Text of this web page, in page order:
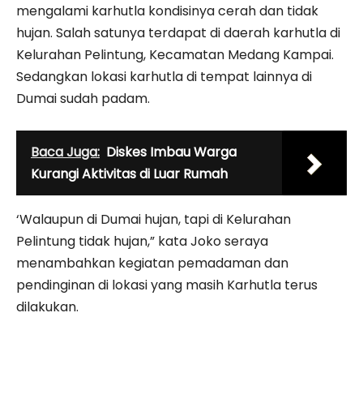
mengalami karhutla kondisinya cerah dan tidak
hujan. Salah satunya terdapat di daerah karhutla di
Kelurahan Pelintung, Kecamatan Medang Kampai.
Sedangkan lokasi karhutla di tempat lainnya di
Dumai sudah padam.
Baca Juga: Diskes Imbau Warga
Kurangi Aktivitas di Luar Rumah
‘Walaupun di Dumai hujan, tapi di Kelurahan
Pelintung tidak hujan,” kata Joko seraya
menambahkan kegiatan pemadaman dan
pendinginan di lokasi yang masih Karhutla terus
dilakukan.